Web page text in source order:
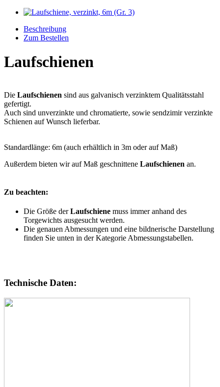
Beschreibung
Zum Bestellen
Laufschienen
Die Laufschienen sind aus galvanisch verzinktem Qualitätsstahl
gefertigt.
Auch sind unverzinkte und chromatierte, sowie sendzimir verzinkte
Schienen auf Wunsch lieferbar.
Standardlänge: 6m (auch erhältlich in 3m oder auf Maß)
Außerdem bieten wir auf Maß geschnittene Laufschienen an.
Zu beachten:
Die Größe derLaufschiene muss immer anhand des
Torgewichts ausgesucht werden.
Die genauen Abmessungen und eine bildnerische Darstellung
finden Sie unten in der Kategorie Abmessungstabellen.
Technische Daten: